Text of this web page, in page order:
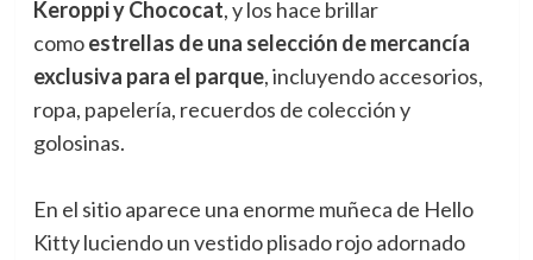
Keroppi y Chococat, y los hace brillar
comoestrellas de una selección de mercancía
exclusiva para el parque, incluyendo accesorios,
ropa, papelería, recuerdos de colección y
golosinas.
En el sitio aparece una enorme muñeca de Hello
Kitty luciendo un vestido plisado rojo adornado